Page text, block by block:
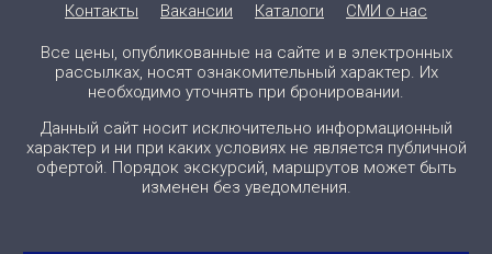
Контакты
Вакансии Каталоги СМИ о нас
Все цены, опубликованные на сайте и в электронных
рассылках, носят ознакомительный характер. Их
необходимо уточнять при бронировании.
Данный сайт носит исключительно информационный
характер и ни при каких условиях не является публичной
офертой. Порядок экскурсий, маршрутов может быть
изменен без уведомления.